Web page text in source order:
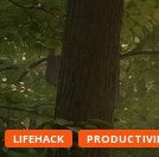
R
G
LIFEHACK